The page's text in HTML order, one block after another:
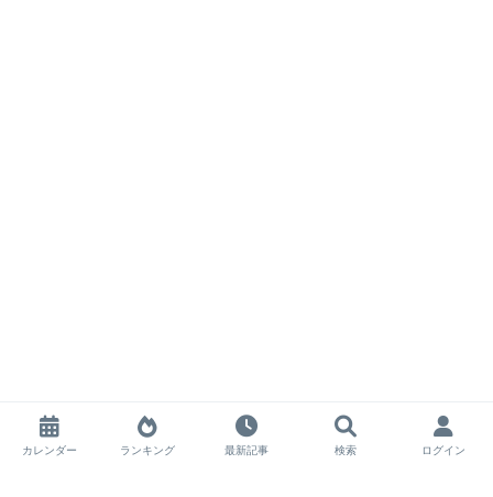
カレンダー ランキング 最新記事 検索 ログイン